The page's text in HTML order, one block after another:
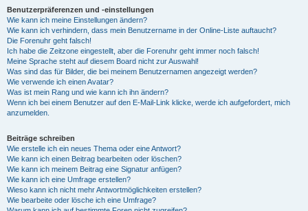
Benutzerpräferenzen und -einstellungen
Wie kann ich meine Einstellungen ändern?
Wie kann ich verhindern, dass mein Benutzername in der Online-Liste auftaucht?
Die Forenuhr geht falsch!
Ich habe die Zeitzone eingestellt, aber die Forenuhr geht immer noch falsch!
Meine Sprache steht auf diesem Board nicht zur Auswahl!
Was sind das für Bilder, die bei meinem Benutzernamen angezeigt werden?
Wie verwende ich einen Avatar?
Was ist mein Rang und wie kann ich ihn ändern?
Wenn ich bei einem Benutzer auf den E-Mail-Link klicke, werde ich aufgefordert, mich
anzumelden.
Beiträge schreiben
Wie erstelle ich ein neues Thema oder eine Antwort?
Wie kann ich einen Beitrag bearbeiten oder löschen?
Wie kann ich meinem Beitrag eine Signatur anfügen?
Wie kann ich eine Umfrage erstellen?
Wieso kann ich nicht mehr Antwortmöglichkeiten erstellen?
Wie bearbeite oder lösche ich eine Umfrage?